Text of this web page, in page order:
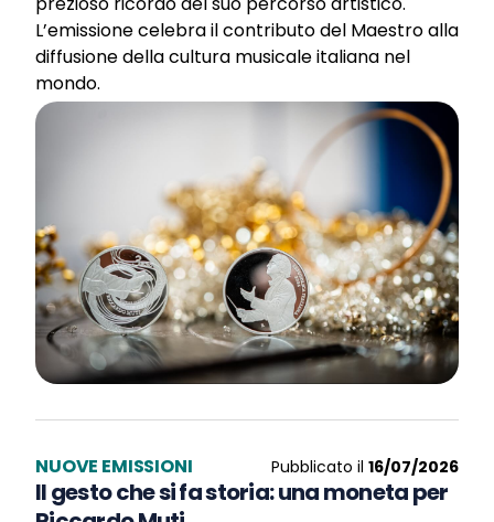
L’emissione celebra il contributo del Maestro alla
diffusione della cultura musicale italiana nel
mondo.
NUOVE EMISSIONI Pubblicato il 16/07/2026
Il gesto che si fa storia: una moneta per